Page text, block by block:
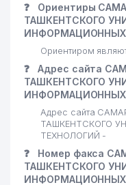
❓
Ориентиры
ТАШКЕНТСКОГО
ИНФОРМАЦИОННЫХ
Ориентиром
❓
Адрес сайта
ТАШКЕНТСКОГО
ИНФОРМАЦИОННЫХ
Адрес сайта
ТАШКЕНТСКОГО
ТЕХНОЛОГИЙ -
❓
Номер факса
ТАШКЕНТСКОГО
ИНФОРМАЦИОННЫХ